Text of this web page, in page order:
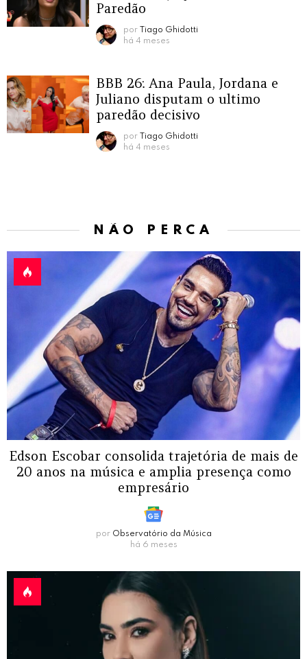
Paredão
por
Tiago Ghidotti
há 4 meses
BBB 26: Ana Paula, Jordana e
Juliano disputam o ultimo
paredão decisivo
por
Tiago Ghidotti
há 4 meses
NÃO PERCA
Edson Escobar consolida trajetória de mais de
20 anos na música e amplia presença como
empresário
por Observatório da Música
há 6 meses